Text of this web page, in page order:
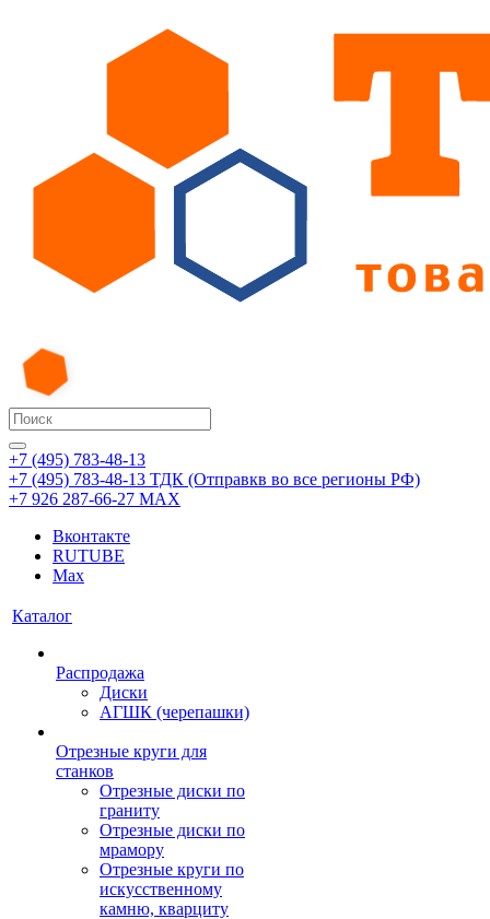
+7 (495) 783-48-13
+7 (495) 783-48-13 ТДК (Отправкв во все регионы РФ)
+7 926 287-66-27 МАХ
Вконтакте
RUTUBE
Max
Каталог
Распродажа
Диски
АГШК (черепашки)
Отрезные круги для
станков
Отрезные диски по
граниту
Отрезные диски по
мрамору
Отрезные круги по
искусственному
камню, кварциту